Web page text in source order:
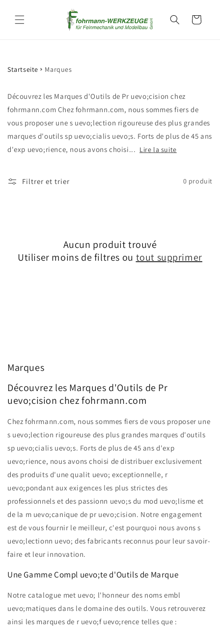
au
Panier
Startseite Marques
Découvrez les Marques d'Outils de Pr uevo;cision chez
fohrmann.com Chez fohrmann.com, nous sommes fiers de
vous proposer une s uevo;lection rigoureuse des plus grandes
marques d'outils sp uevo;cialis uevo;s. Forts de plus de 45 ans
d'exp uevo;rience, nous avons choisi... Lire la suite
Filtrer et trier 0 produit
Aucun produit trouvé
Utiliser moins de filtres ou tout supprimer
Marques
Découvrez les Marques d'Outils de Pr
uevo;cision chez fohrmann.com
Chez fohrmann.com, nous sommes fiers de vous proposer une
s uevo;lection rigoureuse des plus grandes marques d'outils
sp uevo;cialis uevo;s. Forts de plus de 45 ans d'exp
uevo;rience, nous avons choisi de distribuer exclusivement
des produits d'une qualit uevo; exceptionnelle, r
uevo;pondant aux exigences les plus strictes des
professionnels et des passionn uevo;s du mod uevo;lisme et
de la m uevo;canique de pr uevo;cision. Notre engagement
est de vous fournir le meilleur, c'est pourquoi nous avons s
uevo;lectionn uevo; des fabricants reconnus pour leur savoir-
faire et leur innovation.
Une Gamme Compl uevo;te d'Outils de Marque
Notre catalogue met uevo; l'honneur des noms embl
uevo;matiques dans le domaine des outils. Vous retrouverez
ainsi les marques de r uevo;f uevo;rence telles que :